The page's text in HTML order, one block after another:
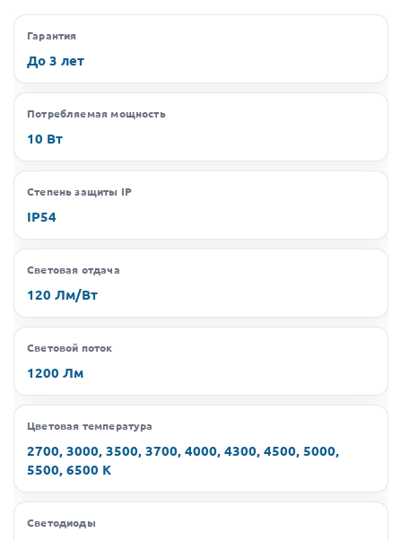
Гарантия
До 3 лет
Потребляемая мощность
10 Вт
Степень защиты IP
IP54
Световая отдача
120 Лм/Вт
Световой поток
1200 Лм
Цветовая температура
2700, 3000, 3500, 3700, 4000, 4300, 4500, 5000,
5500, 6500 K
Светодиоды